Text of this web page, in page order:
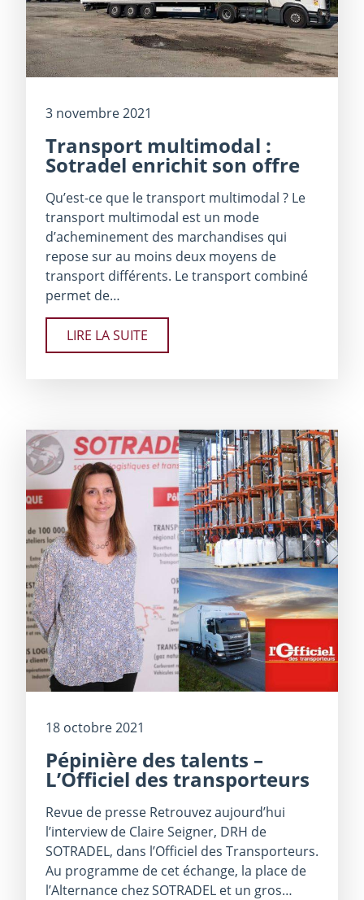
3 novembre 2021
Transport multimodal :
Sotradel enrichit son offre
Qu’est-ce que le transport multimodal ? Le
transport multimodal est un mode
d’acheminement des marchandises qui
repose sur au moins deux moyens de
transport différents. Le transport combiné
permet de…
LIRE LA SUITE
18 octobre 2021
Pépinière des talents –
L’Officiel des transporteurs
Revue de presse Retrouvez aujourd’hui
l’interview de Claire Seigner, DRH de
SOTRADEL, dans l’Officiel des Transporteurs.
Au programme de cet échange, la place de
l’Alternance chez SOTRADEL et un gros…